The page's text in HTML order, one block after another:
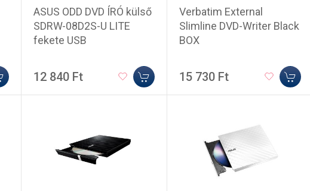
ASUS ODD DVD ÍRÓ külső
SDRW-08D2S-U LITE
fekete USB
12 840 Ft
Verbatim External
Slimline DVD-Writer Black
BOX
15 730 Ft